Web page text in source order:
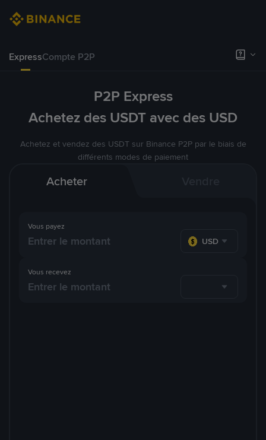
ExpressCompte P2P
P2P Express
Achetez des USDT avec des USD
Achetez et vendez des USDT sur Binance P2P par le biais de
différents modes de paiement
Acheter
Vous payez
USD
Vous recevez